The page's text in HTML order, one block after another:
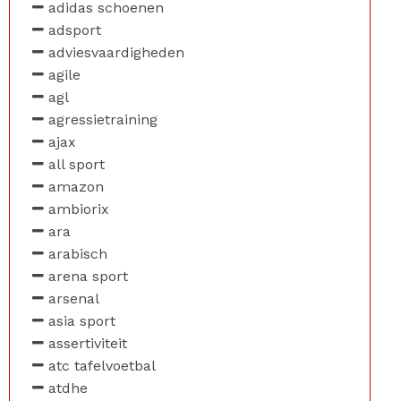
adidas schoenen
adsport
adviesvaardigheden
agile
agl
agressietraining
ajax
all sport
amazon
ambiorix
ara
arabisch
arena sport
arsenal
asia sport
assertiviteit
atc tafelvoetbal
atdhe